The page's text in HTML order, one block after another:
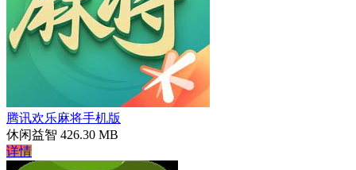
腾讯欢乐麻将手机版
休闲益智 426.30 MB
详情